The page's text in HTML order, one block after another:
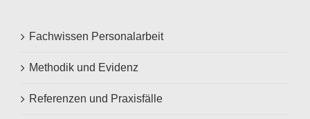
Fachwissen Personalarbeit
Methodik und Evidenz
Referenzen und Praxisfälle